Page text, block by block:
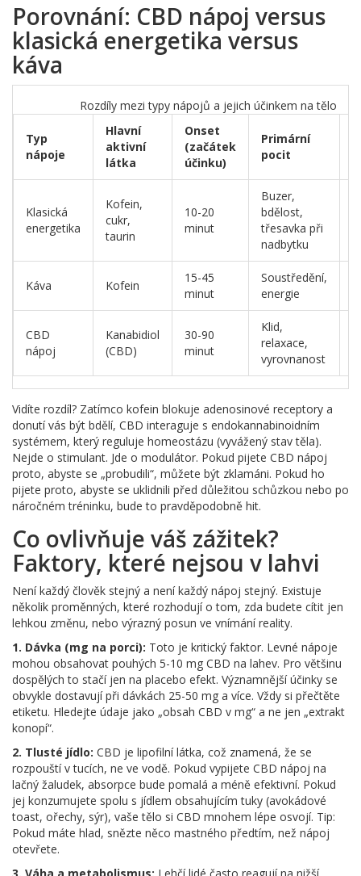
Porovnání: CBD nápoj versus
klasická energetika versus
káva
Rozdíly mezi typy nápojů a jejich účinkem na tělo
Typ
nápoje
Hlavní
aktivní
látka
Onset
(začátek
účinku)
Primární
pocit
Klasická
energetika
Kofein,
cukr,
taurin
10-20
minut
Buzer,
bdělost,
třesavka při
nadbytku
Káva Kofein
15-45
minut
Soustředění,
energie
CBD
nápoj
Kanabidiol
(CBD)
30-90
minut
Klid,
relaxace,
vyrovnanost
Vidíte rozdíl? Zatímco kofein blokuje adenosinové receptory a
donutí vás být bdělí, CBD interaguje s endokannabinoidním
systémem, který reguluje homeostázu (vyvážený stav těla).
Nejde o stimulant. Jde o modulátor. Pokud pijete CBD nápoj
proto, abyste se „probudili“, můžete být zklamáni. Pokud ho
pijete proto, abyste se uklidnili před důležitou schůzkou nebo po
náročném tréninku, bude to pravděpodobně hit.
Co ovlivňuje váš zážitek?
Faktory, které nejsou v lahvi
Není každý člověk stejný a není každý nápoj stejný. Existuje
několik proměnných, které rozhodují o tom, zda budete cítit jen
lehkou změnu, nebo výrazný posun ve vnímání reality.
1. Dávka (mg na porci): Toto je kritický faktor. Levné nápoje
mohou obsahovat pouhých 5-10 mg CBD na lahev. Pro většinu
dospělých to stačí jen na placebo efekt. Významnější účinky se
obvykle dostavují při dávkách 25-50 mg a více. Vždy si přečtěte
etiketu. Hledejte údaje jako „obsah CBD v mg“ a ne jen „extrakt
konopí“.
2. Tlusté jídlo: CBD je lipofilní látka, což znamená, že se
rozpouští v tucích, ne ve vodě. Pokud vypijete CBD nápoj na
lačný žaludek, absorpce bude pomalá a méně efektivní. Pokud
jej konzumujete spolu s jídlem obsahujícím tuky (avokádové
toast, ořechy, sýr), vaše tělo si CBD mnohem lépe osvojí. Tip:
Pokud máte hlad, snězte něco mastného předtím, než nápoj
otevřete.